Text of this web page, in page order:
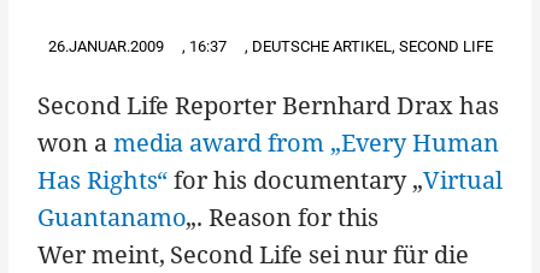
26.JANUAR.2009 , 16:37 , DEUTSCHE ARTIKEL, SECOND LIFE
Second Life Reporter Bernhard Drax has
won amedia award from „Every Human
Has Rights“for his documentary „Virtual
Guantanamo„. Reason for this
Wer meint, Second Life sei nur für die